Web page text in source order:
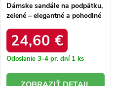
Dámske sandále na podpätku,
zelené – elegantné a pohodlné
24,60 €
Odoslanie 3-4 pr. dní 1 ks